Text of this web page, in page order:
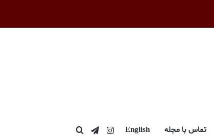
تماس با مجله English اینستاگرام
تلگرامجستجو برای